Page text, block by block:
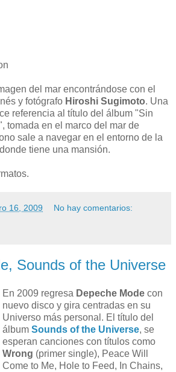
del mar encontrándose con el
y fotógrafo Hiroshi Sugimoto. Una
referencia al título del álbum "Sin
tomada en el marco del mar de
sale a navegar en el entorno de la
tiene una mansión.
16, 2009 No hay comentarios:
Sounds of the Universe
En 2009 regresa Depeche Mode con
nuevo disco y gira centradas en su
Universo más personal. El título del
álbum Sounds of the Universe, se
esperan canciones con títulos como
Wrong (primer single), Peace Will
Come to Me, Hole to Feed, In Chains,